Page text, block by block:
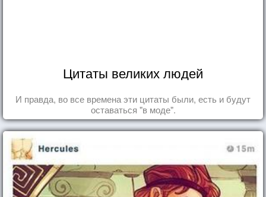
Цитаты великих людей
И правда, во все времена эти цитаты были, есть и будут
оставаться "в моде".